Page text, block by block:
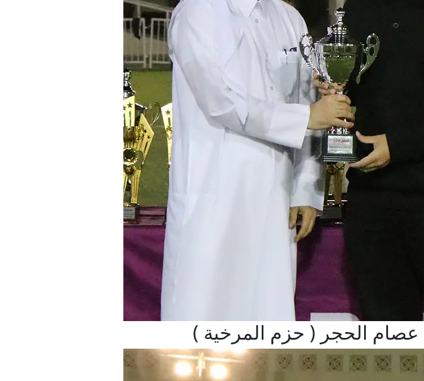
عصام الحجر ( حزم المرخية )